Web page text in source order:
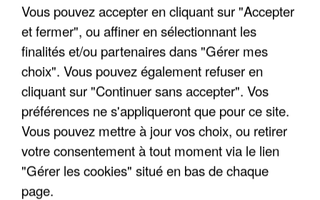
DE FAUNE SAUVAGE SONT...
Vous pouvez accepter en cliquant sur "Accepter
et fermer", ou affiner en sélectionnant les
finalités et/ou partenaires dans "Gérer mes
choix". Vous pouvez également refuser en
cliquant sur "Continuer sans accepter". Vos
préférences ne s'appliqueront que pour ce site.
Vous pouvez mettre à jour vos choix, ou retirer
votre consentement à tout moment via le lien
"Gérer les cookies" situé en bas de chaque
page.